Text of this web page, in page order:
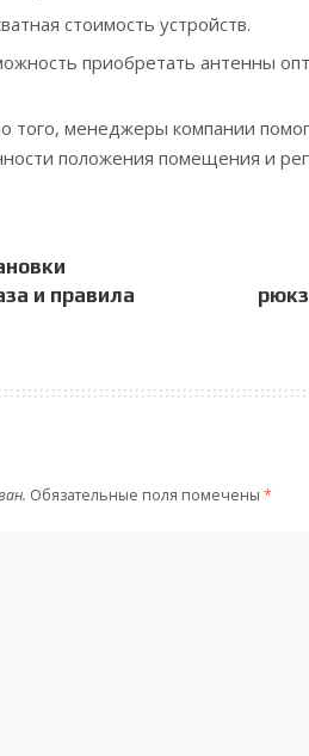
стоимость устройств.
приобретать антенны
того, менеджеры компании
положения помещения и
и правила
Обязательные поля помечены *